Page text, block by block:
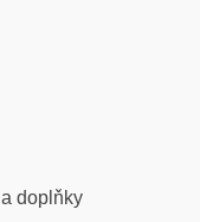
a doplňky